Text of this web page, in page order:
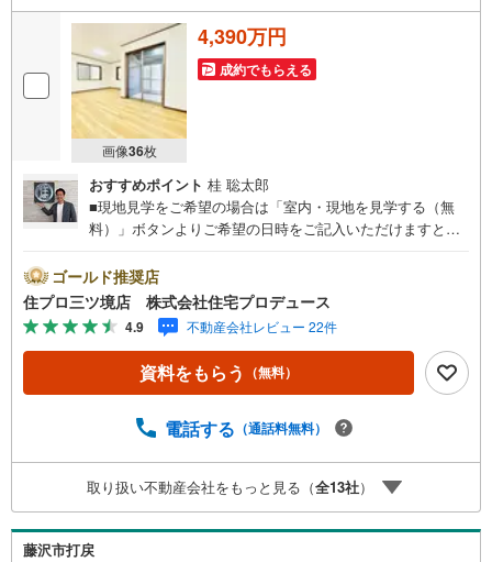
画像36枚
4,390万円
成約でもらえる
おすすめポイント 桂 聡太郎
■現地見学をご希望の場合は「室内・現地を見学する（無
料）」ボタンよりご希望の日時をご記入いただけますとス
リアに強い！ 住プロは、藤沢市・綾瀬市エリアの不動産売
買専門会社です！最新物件情報や当社限定で販売する物件
情報も多数ございますので、お気軽にお問合せ下さい！ ----
---------- 弊社独自の住宅ローン提案システム 弊社ではファ
イナンシャル専門スタッフによる【丁寧な資金アドバイ
ス】【ファイナンシャルプラン提案書の作成】を随時行っ
ローン残高】【住宅購入者だけが加入できる無料の生命保
多くなる【教育費】住宅を買った後から始まる【住宅ロー
ン返済】65歳以上から必要になる【老後の費用負担】住宅
探しの【このタイミング】で不安な部分を明確にしていき
ませんか？？ --------------
ゴールド推奨店
住プロ三ツ境店 株式会社住宅プロデュース
4.9 不動産会社レビュー 22件
資料をもらう （無料）
電話する （通話料無料）
取り扱い不動産会社をもっと見る（全13社）
藤沢市打戻